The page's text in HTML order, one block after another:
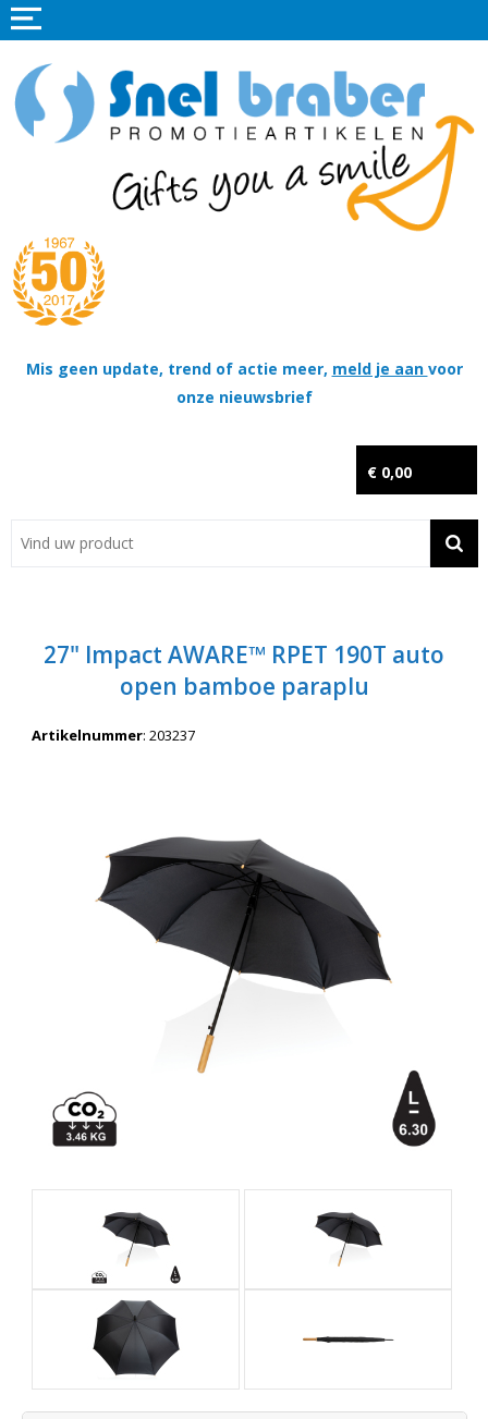
Mis geen update, trend of actie meer, meld je aan voor
onze nieuwsbrief
€ 0,00
Home
Promotieartikelen
Tassen
Thema's
Contact
Wil je snel een advies? Bel nu 053-7920045 of 06-55731304
27" Impact AWARE™ RPET 190T auto
open bamboe paraplu
Artikelnummer: 203237